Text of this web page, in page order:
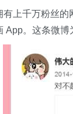
有上千万粉丝的
App。这条微博